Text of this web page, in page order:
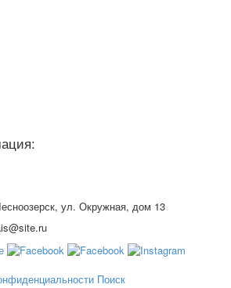
ул. Окружная, дом 13
Поиск